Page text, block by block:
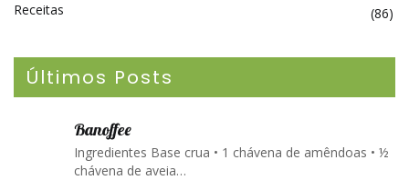
Receitas (86)
Últimos Posts
Banoffee
Ingredientes Base crua • 1 chávena de amêndoas • ½
chávena de aveia…